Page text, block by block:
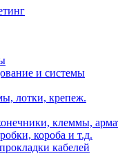
и системы
лотки, крепеж.
клеммы,
короба и т.д.
кабелей